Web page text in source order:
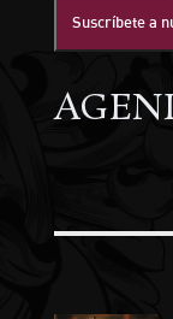
Suscríbete a